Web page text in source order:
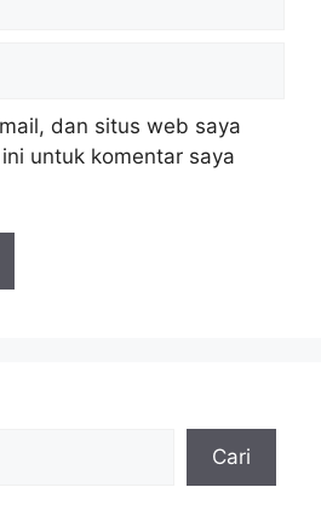
dan situs web saya
untuk komentar saya
Cari